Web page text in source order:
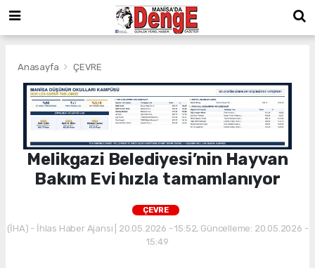
Anasayfa ÇEVRE
Melikgazi Belediyesi’nin Hayvan
Bakım Evi hızla tamamlanıyor
ÇEVRE
(İHA) - İhlas Haber Ajansı | 20.05.2026 - 15:52, Güncelleme: 20.05.2026 -
15:49